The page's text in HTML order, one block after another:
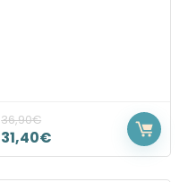
36,90€
31,40€